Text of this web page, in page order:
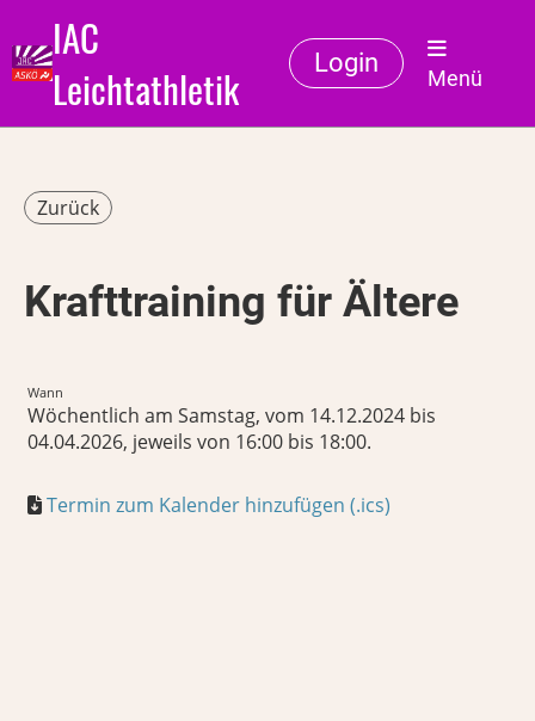
IAC
Leichtathletik
Login
Menü
Zurück
Krafttraining für Ältere
Wann
Wöchentlich am Samstag, vom 14.12.2024 bis
04.04.2026, jeweils von 16:00 bis 18:00.
Termin zum Kalender hinzufügen (.ics)